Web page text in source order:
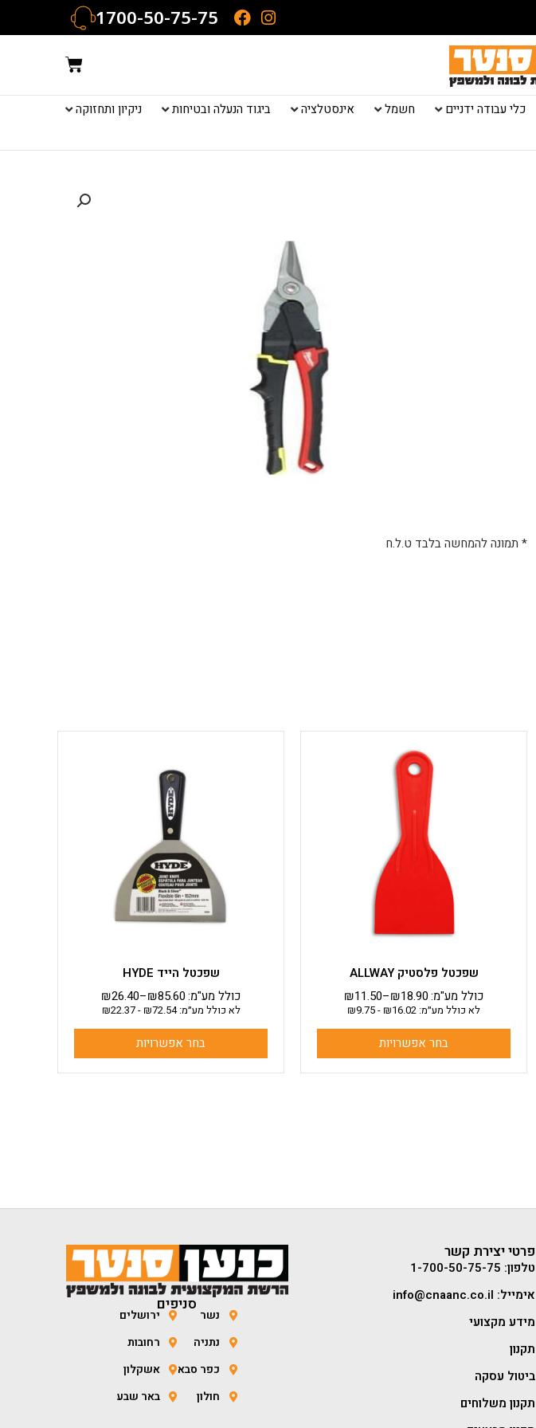
1700-50-75-75
עגלת
קניות
כלי עבודה ידניים חשמל אינסטלציה ביגוד הנעלה ובטיחות
ניקיון ותחזוקה
* תמונה להמחשה בלבד ט.ל.ח
שפכטל פלסטיק ALLWAY
₪11.50–₪18.90כולל מע"מ:
לא כולל מע״מ: ₪16.02
-
₪9.75
בחר אפשרויות
זה
יש
מספר
סוגים.
ניתן
לבחור
האפשרויות
המוצר
שפכטל הייד HYDE
₪26.40–₪85.60כולל מע"מ:
לא כולל מע״מ: ₪72.54
-
₪22.37
בחר אפשרויות
יש
מספר
סוגים.
ניתן
לבחור
את
האפשרויות
בעמוד
פרטי יצירת קשר
טלפון: 1-700-50-75-75
אימייל: info@cnaanc.co.il
מידע מקצועי
תקנון
ביטול עסקה
תקנון משלוחים
סניפים
נשר
נתניה
כפר סבא
חולון
ירושלים
רחובות
אשקלון
באר שבע